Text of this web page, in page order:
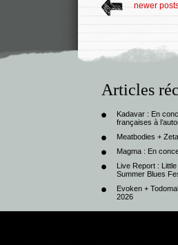
newer
Articles
Kadavar : En
françaises à
Meatbodies +
Magma : En
Live Report :
Summer Blues
Evoken +
2026